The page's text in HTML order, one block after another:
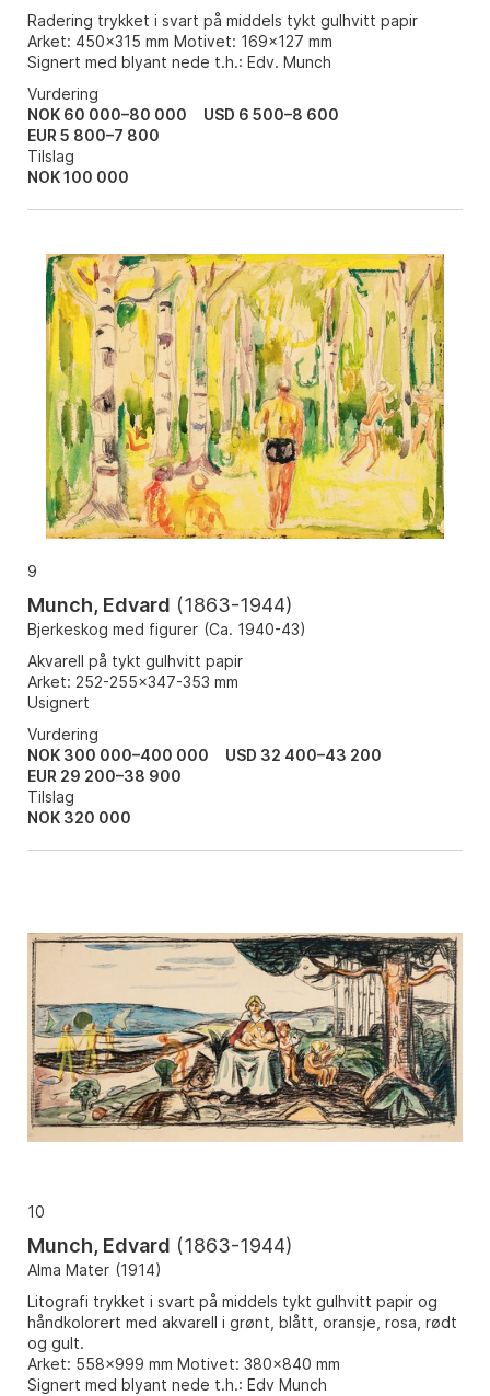
Radering trykket i svart på middels tykt gulhvitt papir
Arket: 450x315 mm Motivet: 169x127 mm
Signert med blyant nede t.h.: Edv. Munch
Vurdering
NOK 60 000–80 000
USD 6 500–8 600
EUR 5 800–7 800
Tilslag
NOK100 000
9
Munch, Edvard (1863-1944)
Bjerkeskog med figurer (Ca. 1940-43)
Akvarell på tykt gulhvitt papir
Arket: 252-255x347-353 mm
Usignert
Vurdering
NOK 300 000–400 000
USD 32 400–43 200
EUR 29 200–38 900
Tilslag
NOK 320 000
10
Munch, Edvard (1863-1944)
Alma Mater (1914)
Litografi trykket i svart på middels tykt gulhvitt papir og
håndkolorert med akvarell i grønt, blått, oransje, rosa, rødt
og gult.
Arket: 558x999 mm Motivet: 380x840 mm
Signert med blyant nede t.h.: Edv Munch